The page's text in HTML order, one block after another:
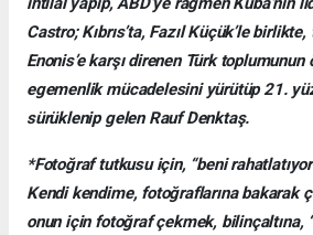
Castro; Kıbrıs’ta, Fazıl Küçük’le
Enonis’e karşı direnen Türk
egemenlik mücadelesini yürütüp 21.
sürüklenip gelen Rauf Denktaş.
*Fotoğraf tutkusu için, “beni
Kendi kendime, fotoğraflarına bakarak
onun için fotoğraf çekmek, bilinçaltına,